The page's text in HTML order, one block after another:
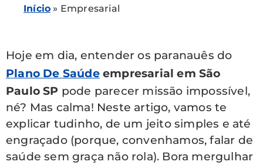
Início » Empresarial
Hoje em dia, entender os paranauês do
Plano De Saúdeempresarial em São
Paulo SP pode parecer missão impossível,
né? Mas calma! Neste artigo, vamos te
explicar tudinho, de um jeito simples e até
engraçado (porque, convenhamos, falar de
saúde sem graça não rola). Bora mergulhar